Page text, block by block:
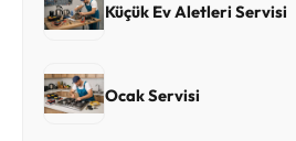
Küçük Ev Aletleri Servisi
Ocak Servisi